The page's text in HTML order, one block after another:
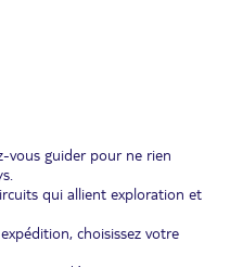
vous guider pour ne rien
qui allient exploration et
choisissez votre